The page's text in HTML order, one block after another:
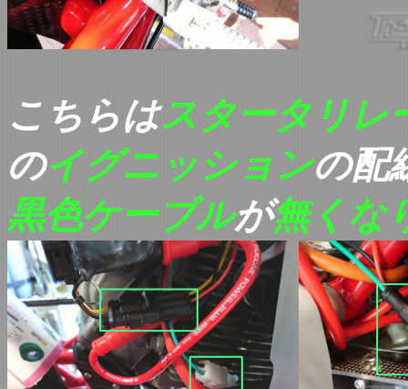
こちらはスタータリレ
のイグニッションの配
黒色ケーブルが無くな